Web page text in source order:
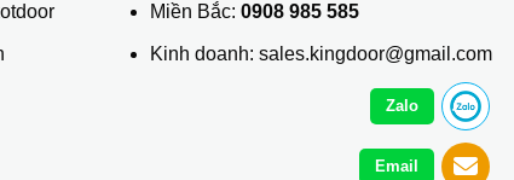
Miền Bắc: 0908 985 585
Kinh doanh: sales.kingdoor@gmail.com
Zalo
Email